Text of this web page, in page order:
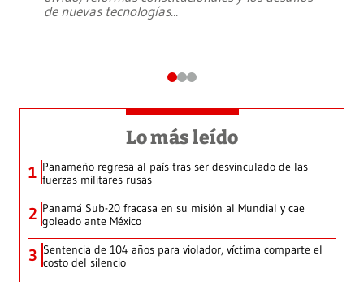
de nuevas tecnologías...
Lo más leído
1 Panameño regresa al país tras ser desvinculado de las
fuerzas militares rusas
2 Panamá Sub-20 fracasa en su misión al Mundial y cae
goleado ante México
3 Sentencia de 104 años para violador, víctima comparte el
costo del silencio